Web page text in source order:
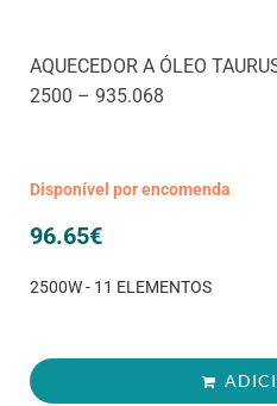
AQUECEDOR A ÓLEO
2500 – 935.068
Disponível por encomenda
96.65€
2500W - 11 ELEMENTOS